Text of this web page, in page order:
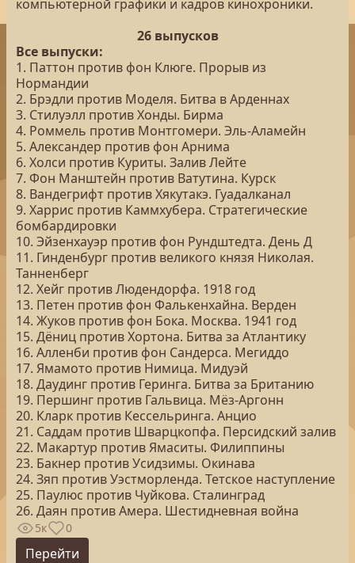
компьютерной графики и кадров кинохроники.
26 выпусков
Все выпуски:
1. Паттон против фон Клюге. Прорыв из
Нормандии
2. Брэдли против Моделя. Битва в Арденнах
3. Стилуэлл против Хонды. Бирма
4. Роммель против Монтгомери. Эль-Аламейн
5. Александер против фон Арнима
6. Холси против Куриты. Залив Лейте
7. Фон Манштейн против Ватутина. Курск
8. Вандегрифт против Хякутакэ. Гуадалканал
9. Харрис против Каммхубера. Стратегические
бомбардировки
10. Эйзенхауэр против фон Рундштедта. День Д
11. Гинденбург против великого князя Николая.
Танненберг
12. Хейг против Людендорфа. 1918 год
13. Петен против фон Фалькенхайна. Верден
14. Жуков против фон Бока. Москва. 1941 год
15. Дёниц против Хортона. Битва за Атлантику
16. Алленби против фон Сандерса. Мегиддо
17. Ямамото против Нимица. Мидуэй
18. Даудинг против Геринга. Битва за Британию
19. Першинг против Гальвица. Мёз-Аргонн
20. Кларк против Кессельринга. Анцио
21. Саддам против Шварцкопфа. Персидский залив
22. Макартур против Ямаситы. Филиппины
23. Бакнер против Усидзимы. Окинава
24. Зяп против Уэстморленда. Тетское наступление
25. Паулюс против Чуйкова. Сталинград
26. Даян против Амера. Шестидневная война
5к 0
Перейти